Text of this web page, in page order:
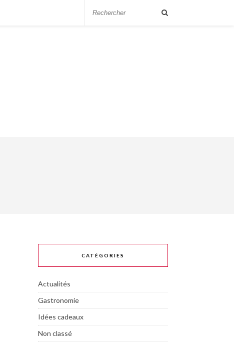
CATÉGORIES
Actualités
Gastronomie
Idées cadeaux
Non classé